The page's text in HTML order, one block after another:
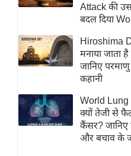
News
लाइफस्टाइल
टेक्नॉलॉजी
ब्यूटी/फैशन
घरेलू नुस्खे
पर्यटन स्थल
फिटनेस मंत्रा
रिलेशनशिप
Attack की
बदल दिया
Hiroshima
मनाया जाता है
जानिए
कहानी
World Lung
क्यों तेजी से
कैंसर?
और बचाव के